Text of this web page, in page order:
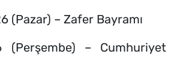
(Pazar) – Zafer Bayramı
– Cumhuriyet